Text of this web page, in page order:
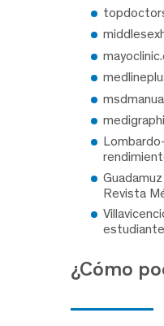
Revista
¿Cómo